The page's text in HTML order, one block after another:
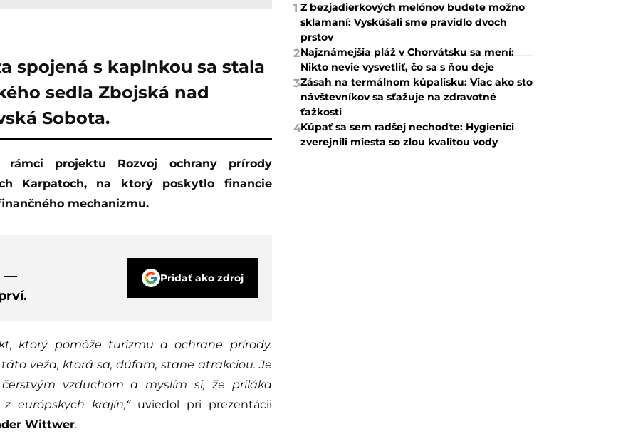
spojená s kaplnkou sa stala
sedla Zbojská nad
Sobota.
Karpatoch, na ktorý poskytlo financie
mechanizmu.
—
Pridať ako zdroj
ktorý pomôže turizmu a ochrane prírody.
veža, ktorá sa, dúfam, stane atrakciou. Je
vzduchom a myslím si, že priláka
európskych krajín,“uviedol pri prezentácii
Wittwer.
1 Z bezjadierkových melónov budete možno
sklamaní: Vyskúšali sme pravidlo dvoch
prstov
2Najznámejšia pláž v Chorvátsku sa mení:
Nikto nevie vysvetliť, čo sa s ňou deje
3Zásah na termálnom kúpalisku: Viac ako sto
návštevníkov sa sťažuje na zdravotné
ťažkosti
4Kúpať sa sem radšej nechoďte: Hygienici
zverejnili miesta so zlou kvalitou vody